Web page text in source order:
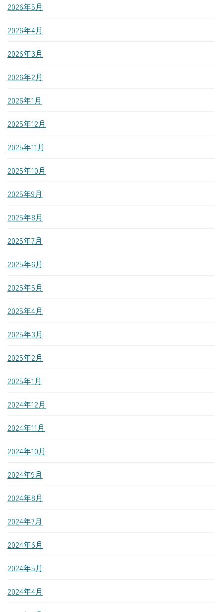
2026年5月
2026年4月
2026年3月
2026年2月
2026年1月
2025年12月
2025年11月
2025年10月
2025年9月
2025年8月
2025年7月
2025年6月
2025年5月
2025年4月
2025年3月
2025年2月
2025年1月
2024年12月
2024年11月
2024年10月
2024年9月
2024年8月
2024年7月
2024年6月
2024年5月
2024年4月